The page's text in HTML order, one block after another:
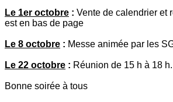
Le 1er octobre : Vente de calendrier et
est en bas de page
Le 8 octobre : Messe animée par les
Le 22 octobre : Réunion de 15 h à 18 h.
Bonne soirée à tous